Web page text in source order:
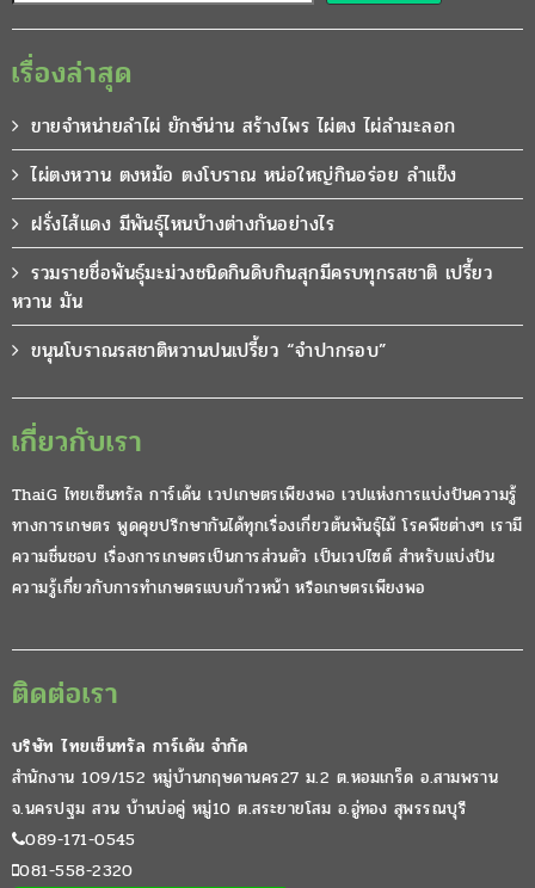
เรื่องล่าสุด
ขายจำหน่ายลำไผ่ ยักษ์น่าน สร้างไพร ไผ่ตง ไผ่ลำมะลอก
ไผ่ตงหวาน ตงหม้อ ตงโบราณ หน่อใหญ่กินอร่อย ลำแข็ง
ฝรั่งไส้แดง มีพันธุ์ไหนบ้างต่างกันอย่างไร
รวมรายชื่อพันธุ์มะม่วงชนิดกินดิบกินสุกมีครบทุกรสชาติ เปรี้ยว
หวาน มัน
ขนุนโบราณรสชาติหวานปนเปรี้ยว “จำปากรอบ”
เกี่ยวกับเรา
ThaiG ไทยเซ็นทรัล การ์เด้น เวปเกษตรเพียงพอ เวปแห่งการแบ่งปันความรู้
ทางการเกษตร พูดคุยปรึกษากันได้ทุกเรื่องเกี่ยวต้นพันธุ์ไม้ โรคพืชต่างๆ เรามี
ความชื่นชอบ เรื่องการเกษตรเป็นการส่วนตัว เป็นเวปไซต์ สำหรับแบ่งปัน
ความรู้เกี่ยวกับการทำเกษตรแบบก้าวหน้า หรือเกษตรเพียงพอ
ติดต่อเรา
บริษัท ไทยเซ็นทรัล การ์เด้น จำกัด
สำนักงาน 109/152 หมู่บ้านกฤษดานคร27 ม.2 ต.หอมเกร็ด อ.สามพราน
จ.นครปฐม สวน บ้านบ่อคู่ หมู่10 ต.สระยายโสม อ.อู่ทอง สุพรรณบุรี
089-171-0545
081-558-2320